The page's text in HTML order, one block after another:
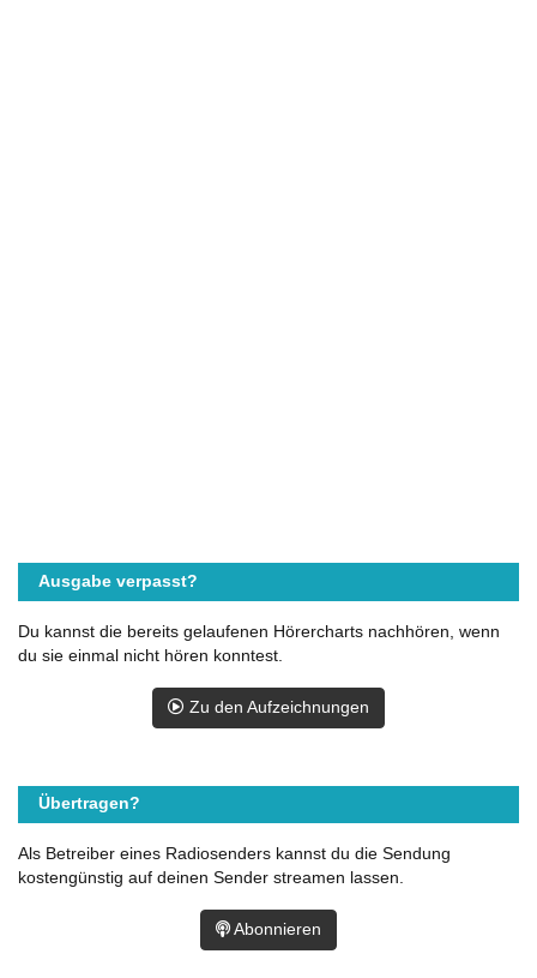
Ausgabe verpasst?
Du kannst die bereits gelaufenen Hörercharts nachhören, wenn
du sie einmal nicht hören konntest.
Zu den Aufzeichnungen
Übertragen?
Als Betreiber eines Radiosenders kannst du die Sendung
kostengünstig auf deinen Sender streamen lassen.
Abonnieren